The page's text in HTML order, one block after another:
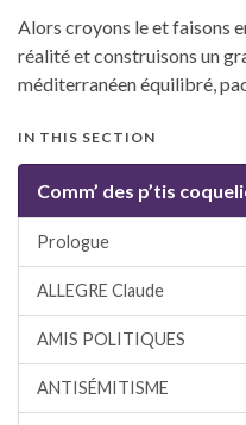
Alors croyons le et faisons
réalité et construisons un
méditerranéen équilibré,
IN THIS SECTION
Comm’ des p’tis
Prologue
ALLEGRE Claude
AMIS POLITIQUES
ANTISÉMITISME